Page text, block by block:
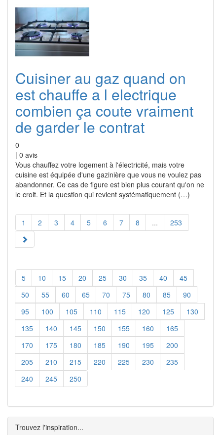
Cuisiner au gaz quand on
est chauffe a l electrique
combien ça coute vraiment
de garder le contrat
0
| 0 avis
Vous chauffez votre logement à l'électricité, mais votre
cuisine est équipée d'une gazinière que vous ne voulez pas
abandonner. Ce cas de figure est bien plus courant qu'on ne
le croit. Et la question qui revient systématiquement (…)
1 2 3 4 5 6 7 8 ... 253
5 10 15 20 25 30 35 40
45
50
55 60 65 70 75 80 85
90
95
100 105 110 115 120 125
130
135
140 145 150 155 160
165
170
175 180 185 190 195
200
205
210 215 220 225 230
235
240
245 250
Trouvez l'inspiration...